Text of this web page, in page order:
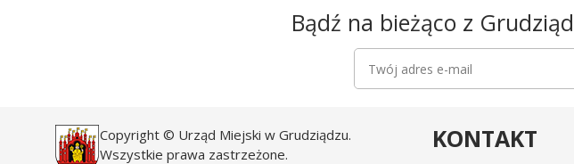
Bądź na bieżąco z
Copyright © Urząd Miejski w Grudziądzu.
Wszystkie prawa zastrzeżone.
KONTAKT